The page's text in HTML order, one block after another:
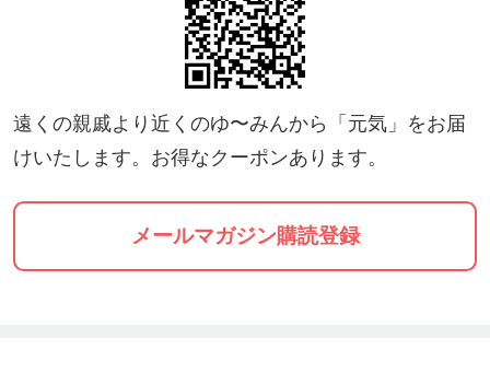
https://ticket.tsuku2.jp/events-detail/0205604230456
2?t=3&amp;Ino=000020401300
⸻
🌸カード・オラクル関連
遠くの親戚より近くのゆ〜みんから「元気」をお届
けいたします。お得なクーポンあります。
メールマガジン購読登録